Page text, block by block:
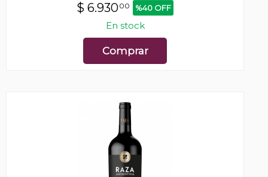
$ 6.93000 %40 OFF
En stock
Comprar